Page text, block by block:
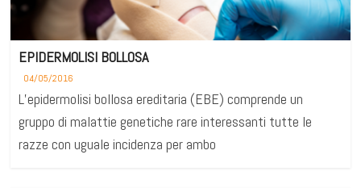
EPIDERMOLISI BOLLOSA
04/05/2016
L’epidermolisi bollosa ereditaria (EBE) comprende un
gruppo di malattie genetiche rare interessanti tutte le
razze con uguale incidenza per ambo